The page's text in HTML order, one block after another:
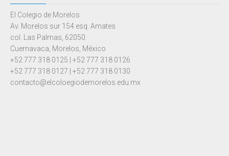
El Colegio de Morelos
Av. Morelos sur 154 esq. Amates
col. Las Palmas, 62050.
Cuernavaca, Morelos, México
+52 777 318 0125 | +52 777 318 0126
+52 777 318 0127 | +52 777 318 0130
contacto@elcoloegiodemorelos.edu.mx